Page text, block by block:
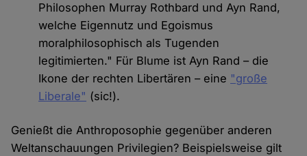
Philosophen Murray Rothbard und Ayn Rand,
welche Eigennutz und Egoismus
moralphilosophisch als Tugenden
legitimierten." Für Blume ist Ayn Rand – die
Ikone der rechten Libertären – eine "große
Liberale" (sic!).
Genießt die Anthroposophie gegenüber anderen
Weltanschauungen Privilegien? Beispielsweise gilt